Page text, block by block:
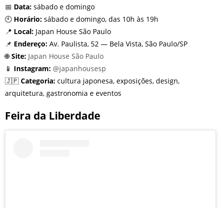
📅 Data: sábado e domingo
🕙 Horário: sábado e domingo, das 10h às 19h
📍 Local: Japan House São Paulo
📌 Endereço: Av. Paulista, 52 — Bela Vista, São Paulo/SP
🌐Site: Japan House São Paulo
📱 Instagram: @japanhousesp
🇯🇵 Categoria: cultura japonesa, exposições, design,
arquitetura, gastronomia e eventos
Feira da Liberdade